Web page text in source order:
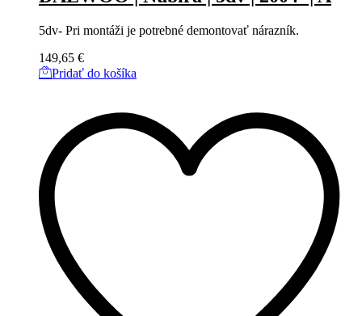
5dv- Pri montáži je potrebné demontovať nárazník.
149,65 €
Pridať do košíka